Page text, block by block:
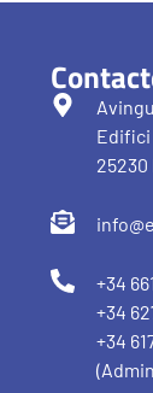
Edifici
+34
+34
+34